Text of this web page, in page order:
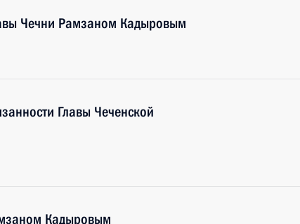
Чечни Рамзаном Кадыровым
Главы Чеченской
Кадыровым